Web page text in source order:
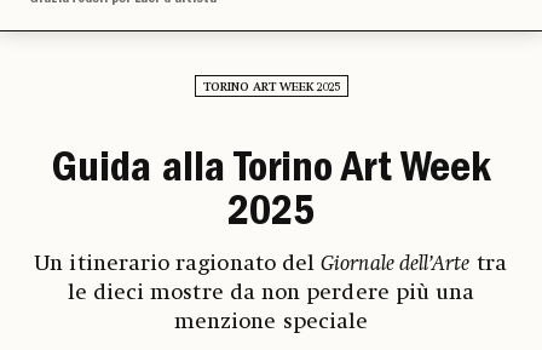
TORINO ART WEEK 2025
Guida alla Torino Art Week
2025
Un itinerario ragionato delGiornale dell’Arte tra
le dieci mostre da non perdere più una
menzione speciale